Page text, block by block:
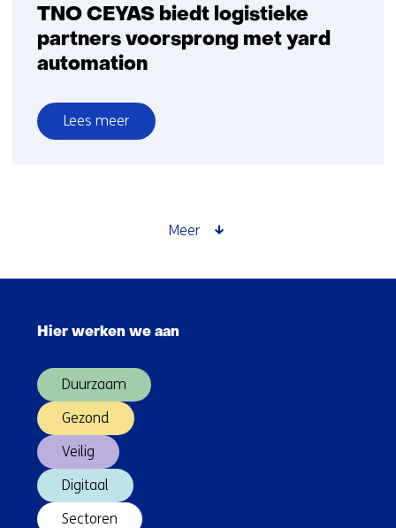
TNO CEYAS biedt logistieke
partners voorsprong met yard
automation
Lees meer
over
automation
Meer
Hier werken we aan
Duurzaam
Gezond
Veilig
Digitaal
Sectoren